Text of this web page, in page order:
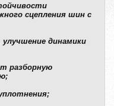
сцепления шин с
динамики
разборную